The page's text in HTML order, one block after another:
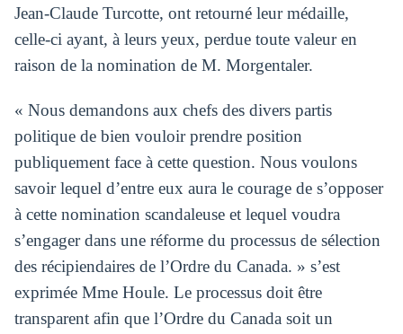
Jean-Claude Turcotte, ont retourné leur médaille,
celle-ci ayant, à leurs yeux, perdue toute valeur en
raison de la nomination de M. Morgentaler.
« Nous demandons aux chefs des divers partis
politique de bien vouloir prendre position
publiquement face à cette question. Nous voulons
savoir lequel d’entre eux aura le courage de s’opposer
à cette nomination scandaleuse et lequel voudra
s’engager dans une réforme du processus de sélection
des récipiendaires de l’Ordre du Canada. » s’est
exprimée Mme Houle. Le processus doit être
transparent afin que l’Ordre du Canada soit un